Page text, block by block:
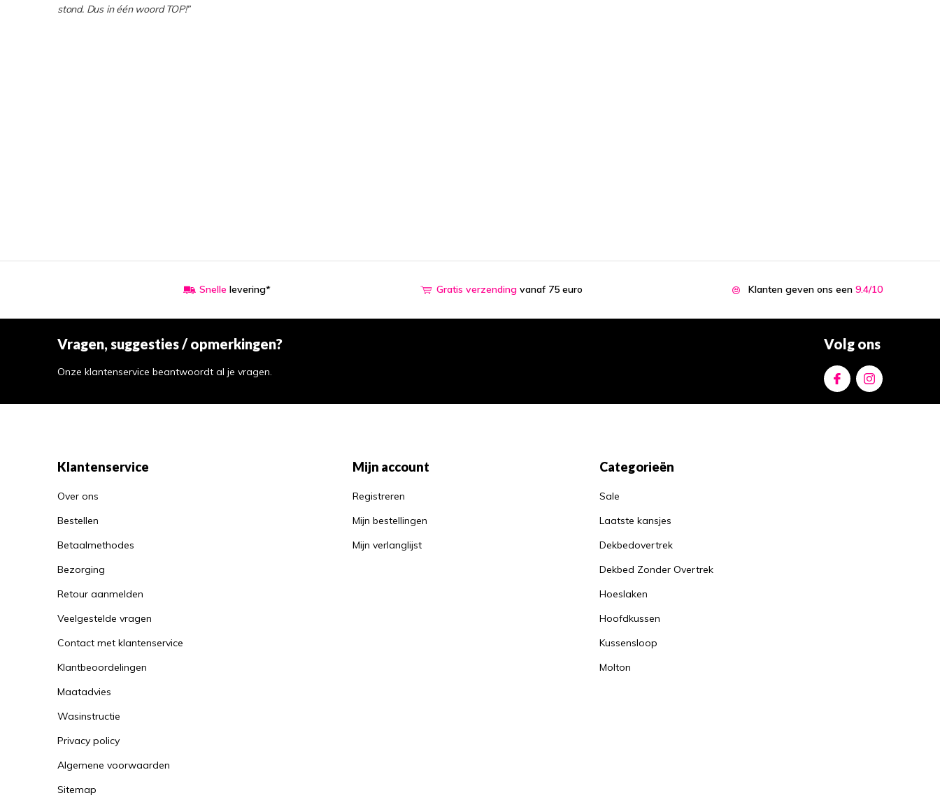
stond. Dus in één woord TOP!”
Snelle levering* Gratis verzending vanaf 75 euro Klanten geven ons een 9.4/10
Vragen, suggesties / opmerkingen?
Onze klantenservice beantwoordt al je vragen.
Volg ons
Klantenservice
Over ons
Bestellen
Betaalmethodes
Bezorging
Retour aanmelden
Veelgestelde vragen
Contact met klantenservice
Klantbeoordelingen
Maatadvies
Wasinstructie
Privacy policy
Algemene voorwaarden
Sitemap
Mijn account
Registreren
Mijn bestellingen
Mijn verlanglijst
Categorieën
Sale
Laatste kansjes
Dekbedovertrek
Dekbed Zonder Overtrek
Hoeslaken
Hoofdkussen
Kussensloop
Molton